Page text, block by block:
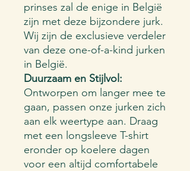
prinses zal de enige in België
zijn met deze bijzondere jurk.
Wij zijn de exclusieve verdeler
van deze one-of-a-kind jurken
in België.
Duurzaam en Stijlvol:
Ontworpen om langer mee te
gaan, passen onze jurken zich
aan elk weertype aan. Draag
met een longsleeve T-shirt
eronder op koelere dagen
voor een altijd comfortabele